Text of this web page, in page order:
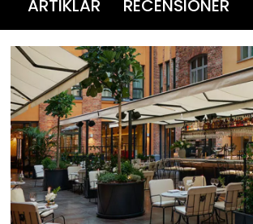
ARTIKLAR RECENSIONER